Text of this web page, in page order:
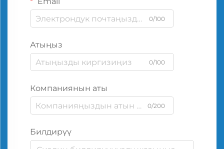
0/100
Атыңыз
0/100
Компаниянын аты
0/200
Билдирүү